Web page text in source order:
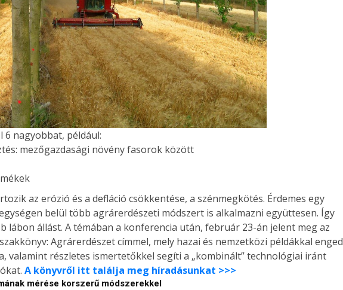
nagyobbat, például:
mezőgazdasági növény fasorok között
az erózió és a defláció csökkentése, a szénmegkötés. Érdemes egy
belül több agrárerdészeti módszert is alkalmazni együttesen. Így
lábon állást. A témában a konferencia után, február 23-án jelent meg az
Agrárerdészet címmel, mely hazai és nemzetközi példákkal enged
valamint részletes ismertetőkkel segíti a „kombinált” technológiai iránt
A könyvről itt találja meg híradásunkat >>>
mérése korszerű módszerekkel